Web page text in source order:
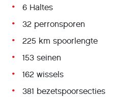
6 Haltes
32 perronsporen
225 km spoorlengte
153 seinen
162 wissels
381 bezetspoorsecties